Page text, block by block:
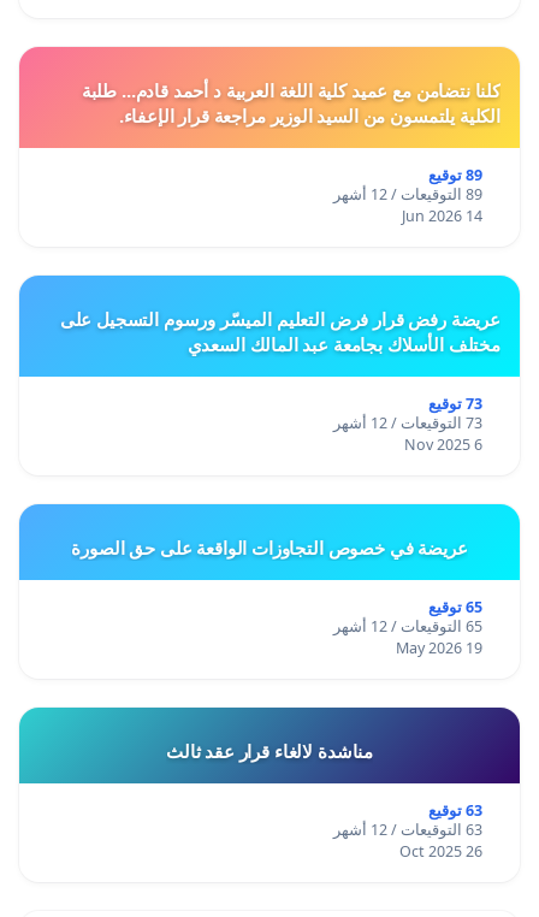
كلنا نتضامن مع عميد كلية اللغة العربية د أحمد قادم... طلبة
الكلية يلتمسون من السيد الوزير مراجعة قرار الإعفاء.
89 توقيع
89 التوقيعات / 12 أشهر
14 Jun 2026
عريضة رفض قرار فرض التعليم الميسّر ورسوم التسجيل على
مختلف الأسلاك بجامعة عبد المالك السعدي
73 توقيع
73 التوقيعات / 12 أشهر
6 Nov 2025
عريضة في خصوص التجاوزات الواقعة على حق الصورة
65 توقيع
65 التوقيعات / 12 أشهر
19 May 2026
مناشدة لالغاء قرار عقد ثالث
63 توقيع
63 التوقيعات / 12 أشهر
26 Oct 2025